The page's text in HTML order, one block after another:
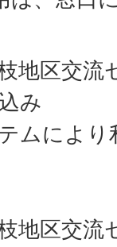
地区交流
み
ムによ
地区交流